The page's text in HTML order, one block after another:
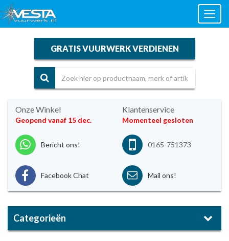
GRATIS VUURWERK VERDIENEN
Onze Winkel
Geopend vanaf 15 dec.
Klantenservice
Momenteel gesloten
Bericht ons! 0165-751373
Facebook Chat Mail ons!
Categorieën